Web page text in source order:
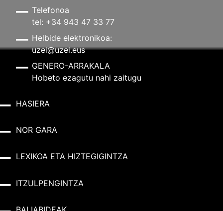
Telefonoa
tel: +34 943 47 33 77
Helbide elektronikoa:
uzei@uzei.eus
GENERO-ARRAKALA
Hobeto ezagutu nahi zaitugu
HASIERA
NOR GARA
LEXIKOA ETA HIZTEGIGINTZA
ITZULPENGINTZA